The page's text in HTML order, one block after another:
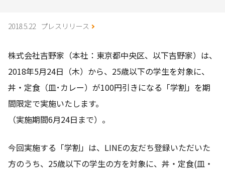
テイクアウト
牛丼のこだわり
2018.5.22 プレスリリース
株式会社吉野家（本社：東京都中央区、以下吉野家）は、
2018年5月24日（木）から、25歳以下の学生を対象に、
丼・定食（皿･カレー）が100円引きになる「学割」を期
間限定で実施いたします。
（実施期間6月24日まで）。
今回実施する「学割」は、LINEの友だち登録いただいた
方のうち、25歳以下の学生の方を対象に、丼・定食(皿・